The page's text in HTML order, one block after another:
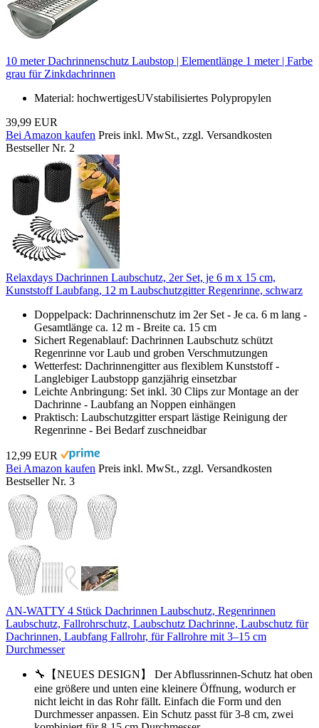
10 meter Dachrinnenschutz Laubstop | Elementlänge 1 meter | Farbe
grau für Zinkdachrinnen
Material: hochwertigesUVstabilisiertes Polypropylen
39,99 EUR
Bei Amazon kaufen Preis inkl. MwSt., zzgl. Versandkosten
Bestseller Nr. 2
Relaxdays Dachrinnen Laubschutz, 2er Set, je 6 m x 15 cm,
Kunststoff Laubfang, 12 m Laubschutzgitter Regenrinne, schwarz
Doppelpack: Dachrinnenschutz im 2er Set - Je ca. 6 m lang -
Gesamtlänge ca. 12 m - Breite ca. 15 cm
Sichert Regenablauf: Dachrinnen Laubschutz schützt
Regenrinne vor Laub und groben Verschmutzungen
Wetterfest: Dachrinnengitter aus flexiblem Kunststoff -
Langlebiger Laubstopp ganzjährig einsetzbar
Leichte Anbringung: Set inkl. 30 Clips zur Montage an der
Dachrinne - Laubfang an Noppen einhängen
Praktisch: Laubschutzgitter erspart lästige Reinigung der
Regenrinne - Bei Bedarf zuschneidbar
12,99 EUR
Bei Amazon kaufen Preis inkl. MwSt., zzgl. Versandkosten
Bestseller Nr. 3
AN-WATTY 4 Stück Dachrinnen Laubschutz, Regenrinnen
Laubschutz, Fallrohrschutz, Laubschutz Dachrinne, Laubschutz für
Dachrinnen, Laubfang Fallrohr, für Fallrohre mit 3–15 cm
Durchmesser
🔧【NEUES DESIGN】 Der Abflussrinnen-Schutz hat oben
eine größere und unten eine kleinere Öffnung, wodurch er
nicht leicht in das Rohr fällt. Einfach die Form und den
Durchmesser anpassen. Ein Schutz passt für 3-8 cm, zwei